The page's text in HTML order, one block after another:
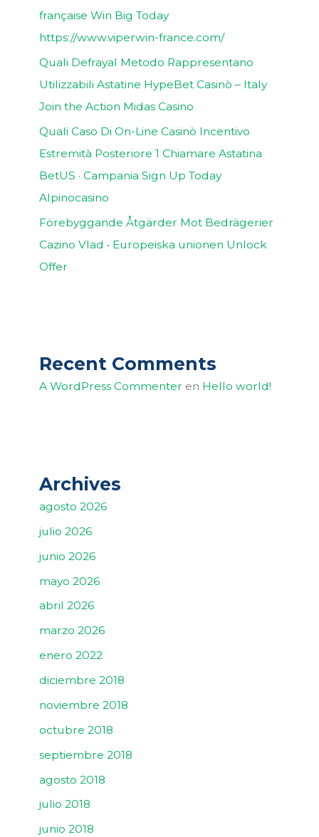
française Win Big Today
https://www.viperwin-france.com/
Quali Defrayal Metodo Rappresentano
Utilizzabili Astatine HypeBet Casinò – Italy
Join the Action Midas Casino
Quali Caso Di On-Line Casinò Incentivo
Estremità Posteriore 1 Chiamare Astatina
BetUS · Campania Sign Up Today
Alpinocasino
Förebyggande Åtgärder Mot Bedrägerier
Cazino Vlad • Europeiska unionen Unlock
Offer
Recent Comments
A WordPress Commenter en Hello world!
Archives
agosto 2026
julio 2026
junio 2026
mayo 2026
abril 2026
marzo 2026
enero 2022
diciembre 2018
noviembre 2018
octubre 2018
septiembre 2018
agosto 2018
julio 2018
junio 2018